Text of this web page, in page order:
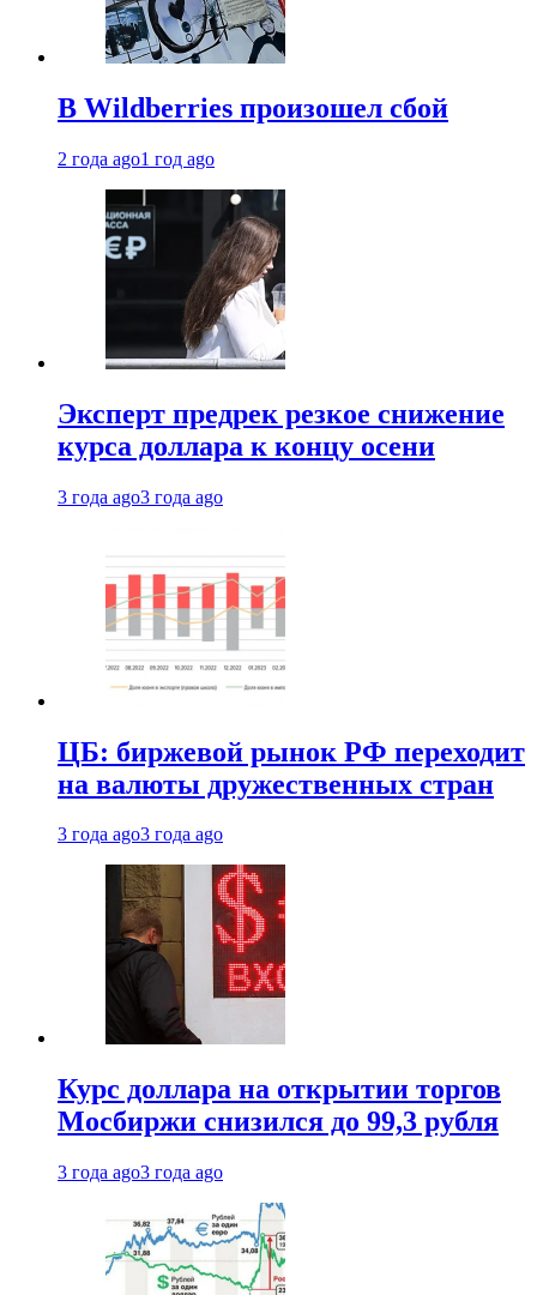
В Wildberries произошел сбой
2 года ago1 год ago
Эксперт предрек резкое снижение
курса доллара к концу осени
3 года ago3 года ago
ЦБ: биржевой рынок РФ переходит
на валюты дружественных стран
3 года ago3 года ago
Курс доллара на открытии торгов
Мосбиржи снизился до 99,3 рубля
3 года ago3 года ago